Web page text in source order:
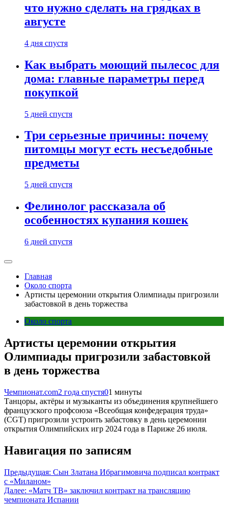
что нужно сделать на грядках в
августе
4 дня спустя
Как выбрать моющий пылесос для
дома: главные параметры перед
покупкой
5 дней спустя
Три серьезные причины: почему
питомцы могут есть несъедобные
предметы
5 дней спустя
Фелинолог рассказала об
особенностях купания кошек
6 дней спустя
Главная
Около спорта
Артисты церемонии открытия Олимпиады пригрозили
забастовкой в день торжества
Около спорта
Артисты церемонии открытия
Олимпиады пригрозили забастовкой
в день торжества
Чемпионат.com2 года спустя01 минуты
Танцоры, актёры и музыканты из объединения крупнейшего
французского профсоюза «Всеобщая конфедерация труда»
(CGT) пригрозили устроить забастовку в день церемонии
открытия Олимпийских игр 2024 года в Париже 26 июля.
Навигация по записям
Предыдущая: Сын Златана Ибрагимовича подписал контракт
с «Миланом»
Далее: «Матч ТВ» заключил контракт на трансляцию
чемпионата Испании